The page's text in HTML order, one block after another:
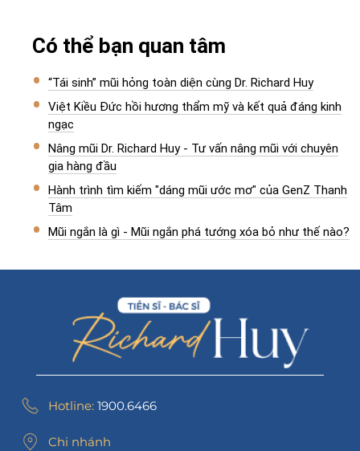
Có thể bạn quan tâm
“Tái sinh” mũi hỏng toàn diện cùng Dr. Richard Huy
Việt Kiều Đức hồi hương thẩm mỹ và kết quả đáng kinh
ngạc
Nâng mũi Dr. Richard Huy - Tư vấn nâng mũi với chuyên
gia hàng đầu
Hành trình tìm kiếm "dáng mũi ước mơ" của GenZ Thanh
Tâm
Mũi ngắn là gì - Mũi ngắn phá tướng xóa bỏ như thế nào?
Hotline: 1900.6466
Chi nhánh